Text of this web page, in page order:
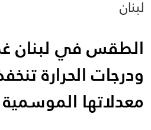
لبنان
الطقس في لبنان
ودرجات الحرارة
معدلاتها الموسمية